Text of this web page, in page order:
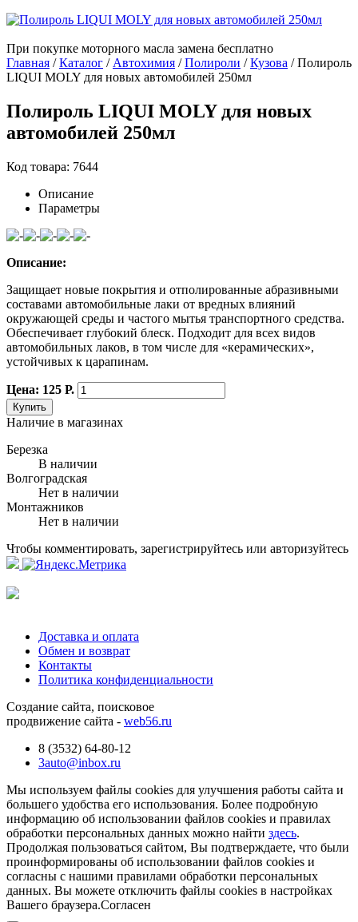
При покупке моторного масла замена бесплатно
Главная /Каталог / Автохимия /Полироли /Кузова /Полироль
LIQUI MOLY для новых автомобилей 250мл
Полироль LIQUI MOLY для новых
автомобилей 250мл
Код товара: 7644
Описание
Параметры
Описание:
Защищает новые покрытия и отполированные абразивными
составами автомобильные лаки от вредных влияний
окружающей среды и частого мытья транспортного средства.
Обеспечивает глубокий блеск. Подходит для всех видов
автомобильных лаков, в том числе для «керамических»,
устойчивых к царапинам.
Цена: 125 Р.
Купить
Наличие в магазинах
Березка
В наличии
Волгоградская
Нет в наличии
Монтажников
Нет в наличии
Чтобы комментировать, зарегистрируйтесь или авторизуйтесь
Доставка и оплата
Обмен и возврат
Контакты
Политика конфиденциальности
Создание сайта, поисковое
продвижение сайта - web56.ru
8 (3532) 64-80-12
3auto@inbox.ru
Мы используем файлы cookies для улучшения работы сайта и
большего удобства его использования. Более подробную
информацию об использовании файлов cookies и правилах
обработки персональных данных можно найти здесь.
Продолжая пользоваться сайтом, Вы подтверждаете, что были
проинформированы об использовании файлов cookies и
согласны с нашими правилами обработки персональных
данных. Вы можете отключить файлы cookies в настройках
Вашего браузера.Согласен